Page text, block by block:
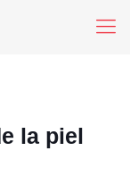
la piel